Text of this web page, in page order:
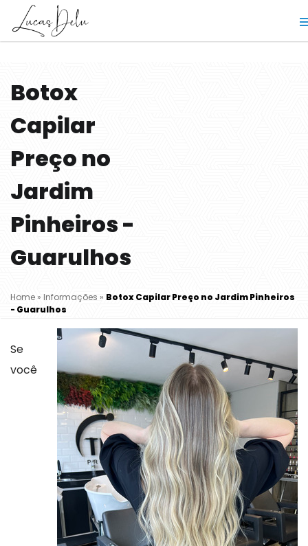
Botox
Capilar
Preço no
Jardim
Pinheiros -
Guarulhos
Home» Informações » Botox Capilar Preço no Jardim Pinheiros
- Guarulhos
Se
você